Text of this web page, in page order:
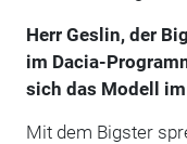
Herr Geslin, der
im Dacia-
sich das Modell
Mit dem Bigster